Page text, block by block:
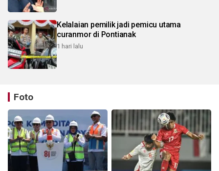
Kelalaian pemilik jadi pemicu utama
curanmor di Pontianak
1 hari lalu
Foto